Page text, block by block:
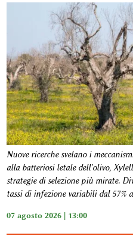
Nuove ricerche svelano i
alla batteriosi letale dell'olivo,
strategie di selezione più mirate.
tassi di infezione variabili dal 57%
07 agosto 2026 | 13:00